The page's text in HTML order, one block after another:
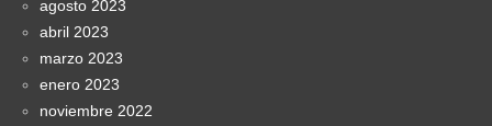
agosto 2023
abril 2023
marzo 2023
enero 2023
noviembre 2022